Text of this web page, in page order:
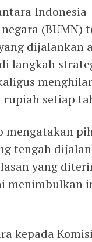
Indonesia
(BUMN)
dijalankan
langkah
setiap
mengatakan
tengah
yang
menimbulkan
kepada